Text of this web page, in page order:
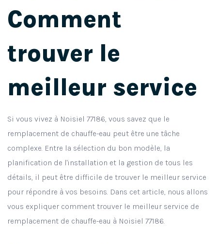
Comment
trouver le
meilleur service
Si vous vivez à Noisiel 77186, vous savez que le
remplacement de chauffe-eau peut être une tâche
complexe. Entre la sélection du bon modèle, la
planification de l'installation et la gestion de tous les
détails, il peut être difficile de trouver le meilleur service
pour répondre à vos besoins. Dans cet article, nous allons
vous expliquer comment trouver le meilleur service de
remplacement de chauffe-eau à Noisiel 77186.